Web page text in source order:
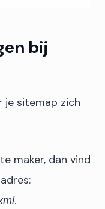
bij
je sitemap zich
maker, dan vind
.